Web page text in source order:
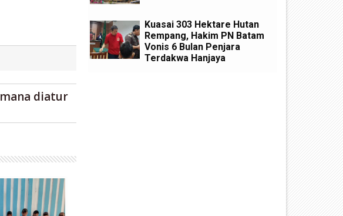
diatur
Kuasai 303 Hektare Hutan
Rempang, Hakim PN Batam
Vonis 6 Bulan Penjara
Terdakwa Hanjaya